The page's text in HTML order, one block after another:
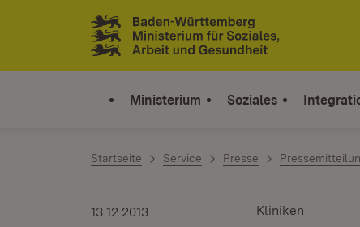
Zum Inhalt springen
Link zur Startseite
Ministerium Soziales
Startseite Service Presse
Kliniken
13.12.2013